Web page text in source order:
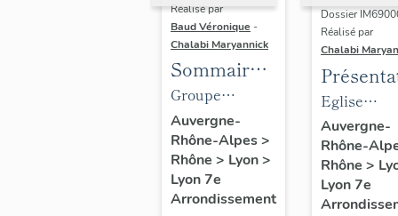
Réalisé par
Baud Véronique -
Chalabi Maryannick
Sommaire
objets
mobiliers
du groupe
scolaire
Gilbert-Dru
Groupe
scolaire
Gilbert-Dru
Auvergne-
Rhône-Alpes>
Rhône > Lyon>
Lyon 7e
Arrondissement
Dossier
Réalisé par
Chalabi
du
de
Notre-
Saint-
Eglise
paroissiale
Notre-
Saint-Louis
Auvergne-
Rhône-
Rhône >
Lyon 7e